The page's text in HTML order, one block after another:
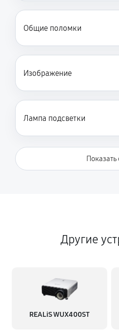
Общие поломки
Изображение
Лампа подсветки
Другие
REALiS WUX400ST